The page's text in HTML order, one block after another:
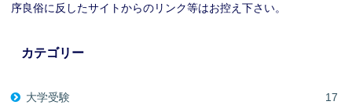
序良俗に反したサイトからのリンク等はお控え下さい。
カテゴリー
大学受験 17